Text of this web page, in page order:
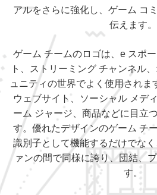
アルをさらに強化し、ゲーム コ
伝えます。
ゲーム チームのロゴは、e スポ
ト、ストリーミング チャンネル
ュニティの世界でよく使用され
ウェブサイト、ソーシャル メデ
ーム ジャージ、商品などに目立
す。優れたデザインのゲーム チ
識別子として機能するだけでな
ァンの間で同様に誇り、団結、
す。